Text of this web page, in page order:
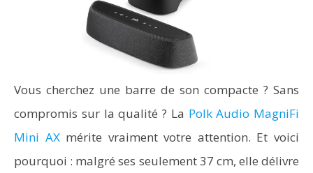
Vous cherchez une barre de son compacte ? Sans
compromis sur la qualité ? La Polk Audio MagniFi
Mini AXmérite vraiment votre attention. Et voici
pourquoi : malgré ses seulement 37 cm, elle délivre